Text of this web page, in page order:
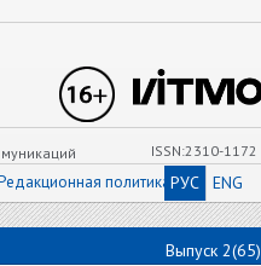
ISSN:2310-1172
политика РУС ENG
Выпуск 2(65)